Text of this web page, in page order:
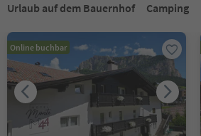
Urlaub auf dem Bauernhof
Camping
Online buchbar